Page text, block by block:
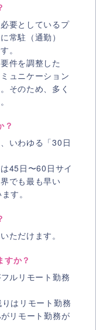
要としているプ
常駐（通勤）
。
件を調整した
ュニケーション
そのため、多く
？
いわゆる「30日
45日〜60日サイ
でも最も早い
す。
ただけます。
すか？
ルリモート勤務
はリモート勤務
リモート勤務が